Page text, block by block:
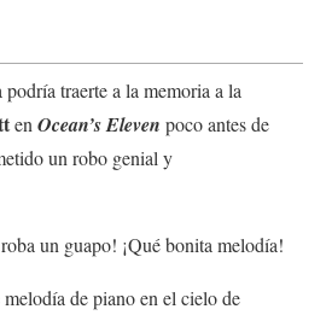
traerte a la memoria a la
en Ocean’s Eleven poco antes de
un robo genial y
un guapo! ¡Qué bonita melodía!
de piano en el cielo de